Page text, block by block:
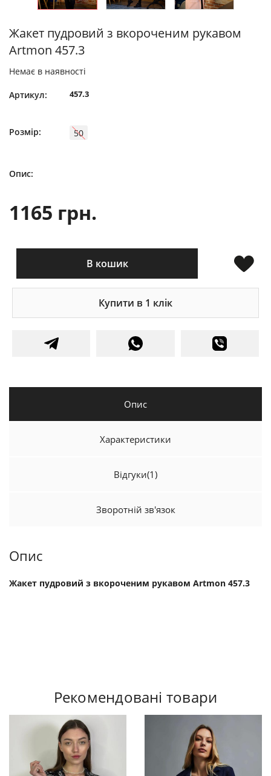
Жакет пудровий з вкороченим рукавом
Artmon 457.3
Немає в наявності
Артикул: 457.3
Розмір: 50
Опис:
1165 грн.
В кошик
Купити в 1 клік
Опис
Характеристики
Відгуки(1)
Зворотній зв'язок
Опис
Жакет пудровий з вкороченим рукавом Artmon 457.3
Рекомендовані товари